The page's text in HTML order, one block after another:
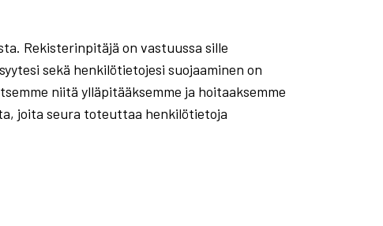
Rekisterinpitäjä on vastuussa sille
sekä henkilötietojesi suojaaminen on
niitä ylläpitääksemme ja hoitaaksemme
joita seura toteuttaa henkilötietoja